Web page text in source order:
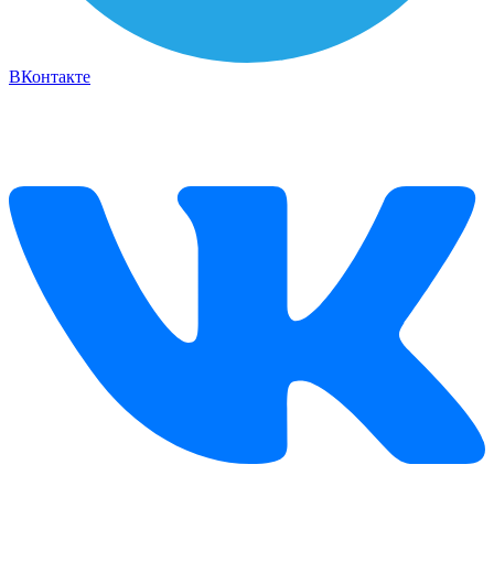
ВКонтакте